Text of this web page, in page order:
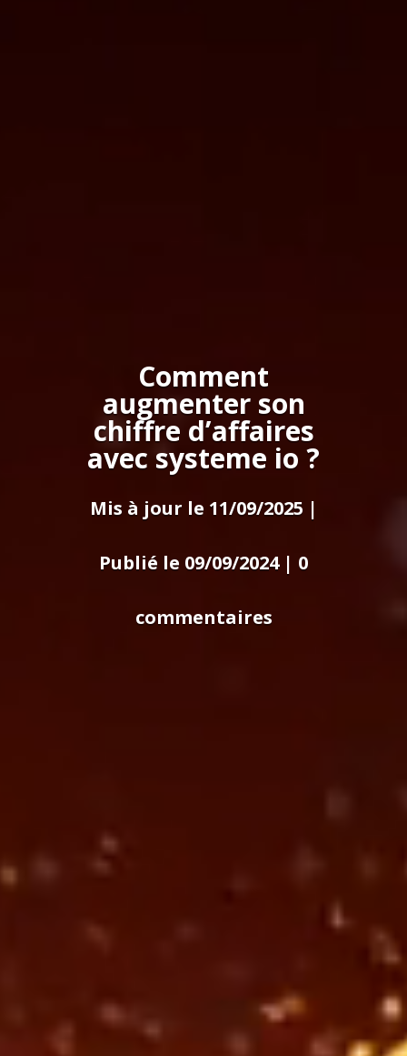
Comment
augmenter son
chiffre d’affaires
avec systeme io ?
Mis à jour le 11/09/2025 |
Publié le 09/09/2024| 0
commentaires